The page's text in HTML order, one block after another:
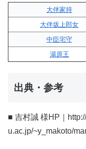
大伴家持
大伴坂上郎女
中臣宅守
湯原王
出典・参考
■ 吉村誠 様HP｜
u.ac.jp/~y_makoto/